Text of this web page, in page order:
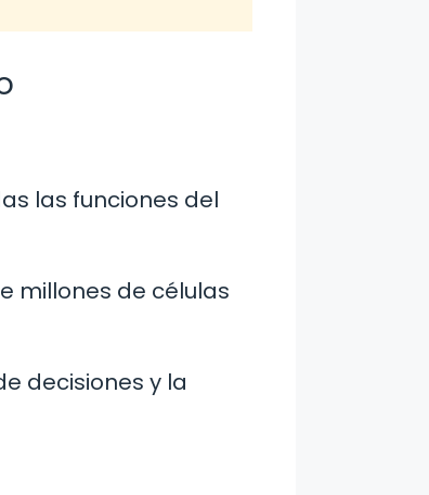
las funciones del
millones de células
decisiones y la